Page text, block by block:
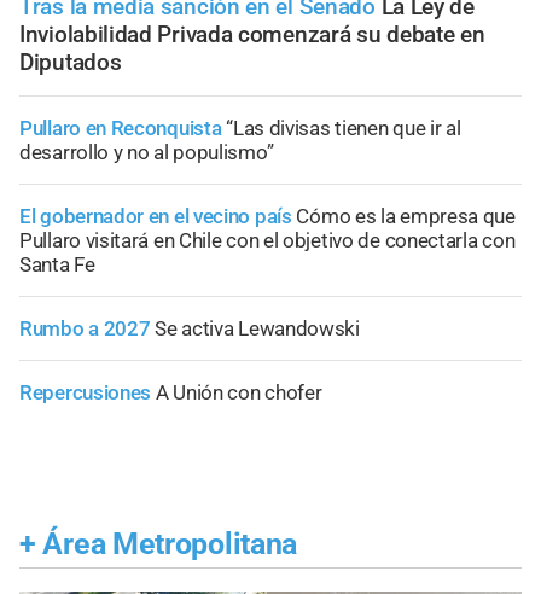
Tras la media sanción en el Senado La Ley de
Inviolabilidad Privada comenzará su debate en
Diputados
Pullaro en Reconquista“Las divisas tienen que ir al
desarrollo y no al populismo”
El gobernador en el vecino país Cómo es la empresa que
Pullaro visitará en Chile con el objetivo de conectarla con
Santa Fe
Rumbo a 2027 Se activa Lewandowski
Repercusiones A Unión con chofer
+ Área Metropolitana